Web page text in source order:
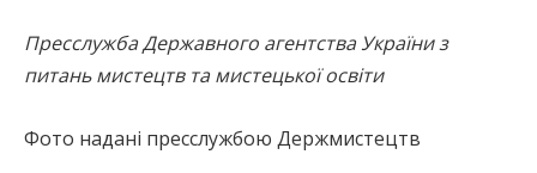
Пресслужба Державного агентства України з
питань мистецтв та мистецької освіти
Фото надані пресслужбою Держмистецтв